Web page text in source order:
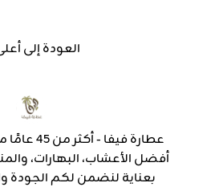
العودة إلى
عطارة
أفضل الأعشاب، البهارات،
بعناية لنضمن لكم الجودة